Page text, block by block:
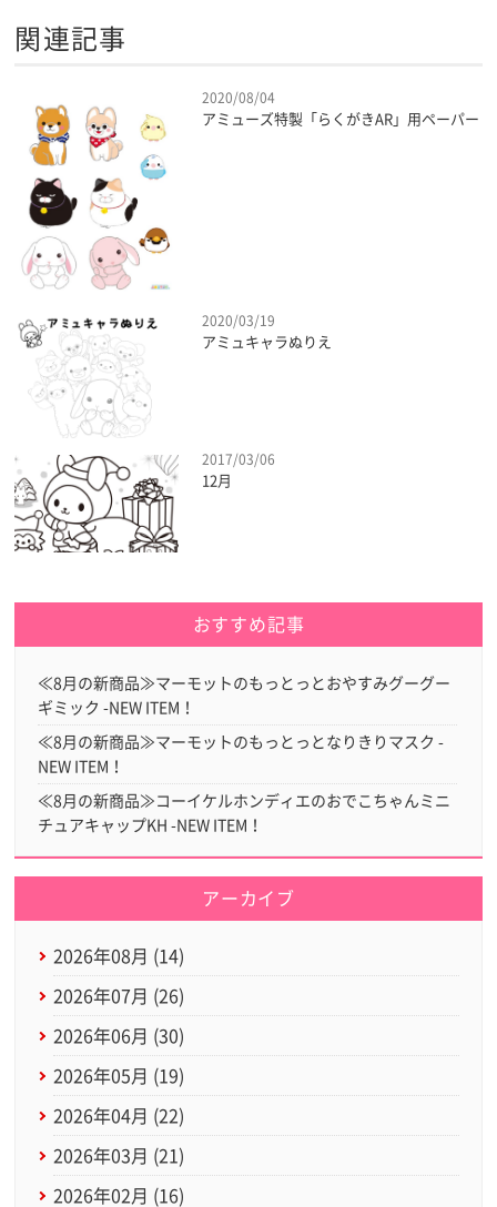
関連記事
2020/08/04
アミューズ特製「らくがきAR」用ペーパー
2020/03/19
アミュキャラぬりえ
2017/03/06
12月
おすすめ記事
≪8月の新商品≫マーモットのもっとっとおやすみグーグー
ギミック -NEW ITEM！
≪8月の新商品≫マーモットのもっとっとなりきりマスク -
NEW ITEM！
≪8月の新商品≫コーイケルホンディエのおでこちゃんミニ
チュアキャップKH -NEW ITEM！
アーカイブ
2026年08月 (14)
2026年07月 (26)
2026年06月 (30)
2026年05月 (19)
2026年04月 (22)
2026年03月 (21)
2026年02月 (16)